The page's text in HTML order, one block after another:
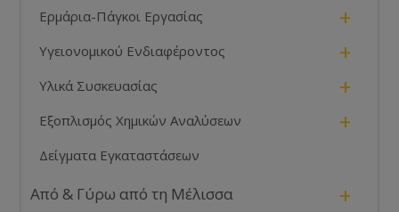
Ερμάρια-Πάγκοι Εργασίας +
Υγειονομικού Ενδιαφέροντος +
Υλικά Συσκευασίας +
Εξοπλισμός Χημικών Αναλύσεων +
Δείγματα Εγκαταστάσεων
Από & Γύρω από τη Μέλισσα +